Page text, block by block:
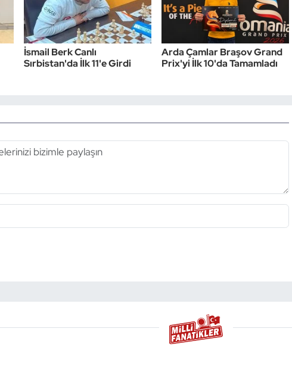
İsmail Berk Canlı
Sırbistan'da İlk 11'e Girdi
Arda Çamlar Braşov Grand
Prix'yi İlk 10'da Tamamladı